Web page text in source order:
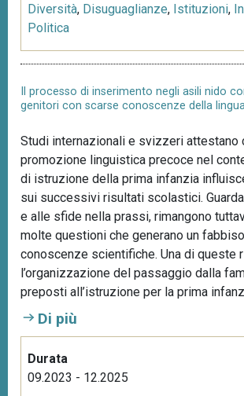
Diversità, Disuguaglianze, Istituzioni,
Politica
Il processo di inserimento negli asili nido
genitori con scarse conoscenze della
Studi internazionali e svizzeri attestano
promozione linguistica precoce nel
di istruzione della prima infanzia
sui successivi risultati scolastici.
e alle sfide nella prassi, rimangono
molte questioni che generano un
conoscenze scientifiche. Una di queste
l’organizzazione del passaggio dalla
preposti all’istruzione per la prima
Di più
Durata
09.2023 - 12.2025